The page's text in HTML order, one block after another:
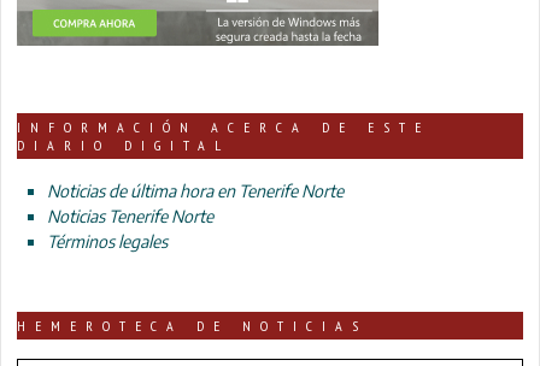
INFORMACIÓN ACERCA DE ESTE
DIARIO DIGITAL
Noticias de última hora en Tenerife Norte
Noticias Tenerife Norte
Términos legales
HEMEROTECA DE NOTICIAS